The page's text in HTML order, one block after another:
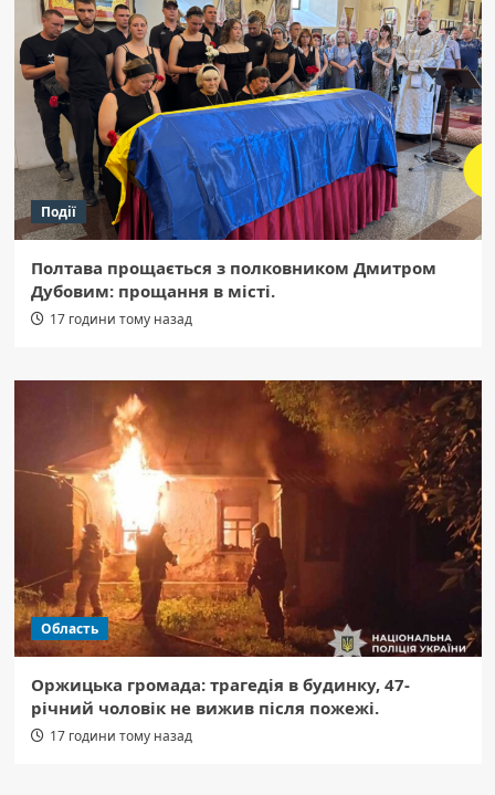
Події
Полтава прощається з полковником Дмитром
Дубовим: прощання в місті.
17 години тому назад
Область
Оржицька громада: трагедія в будинку, 47-
річний чоловік не вижив після пожежі.
17 години тому назад